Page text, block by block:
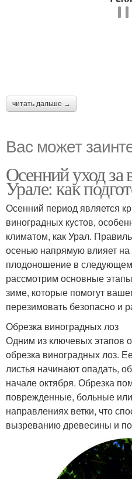
читать дальше →
Вас может
Осенний уход за
Урале: как
Осенний период является
виноградных кустов,
климатом, как Урал.
осенью напрямую влияет
плодоношение в
рассмотрим основные
зиме, которые помогут
перезимовать безопасно и
Обрезка виноградных лоз
Одним из ключевых этапов
обрезка виноградных лоз.
листья начинают опадать,
начале октября. Обрезка
поврежденные, больные
направлениях ветки, что
вызреванию древесины и